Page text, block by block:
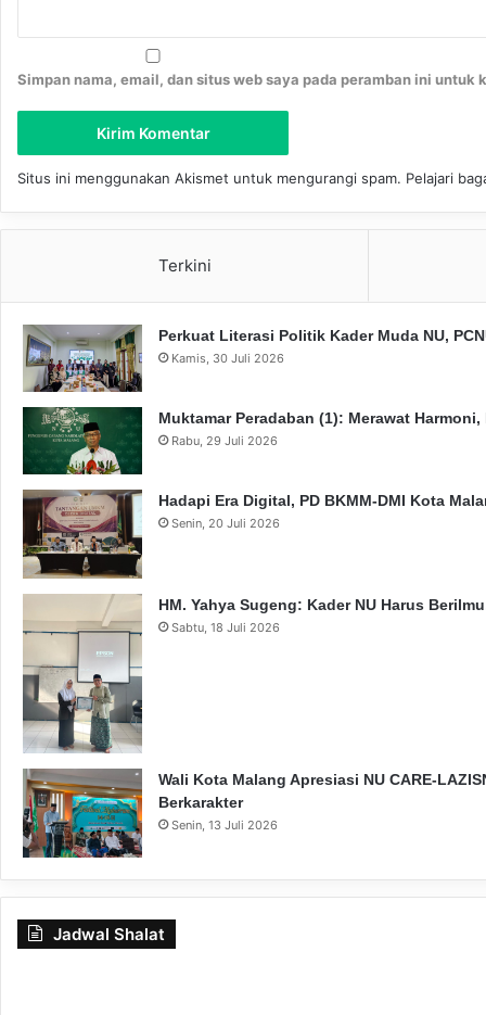
Simpan nama, email, dan situs web saya pada peramban ini untuk
Situs ini menggunakan Akismet untuk mengurangi spam. Pelajari
Terkini
Perkuat Literasi Politik Kader Muda NU,
Kamis, 30 Juli 2026
Muktamar Peradaban (1): Merawat
Rabu, 29 Juli 2026
Hadapi Era Digital, PD BKMM-DMI Kota
Senin, 20 Juli 2026
HM. Yahya Sugeng: Kader NU Harus
Sabtu, 18 Juli 2026
Wali Kota Malang Apresiasi NU CARE-
Berkarakter
Senin, 13 Juli 2026
Jadwal Shalat